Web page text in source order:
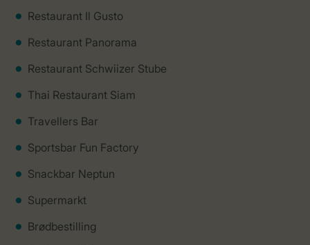
Restaurant Il Gusto
Restaurant Panorama
Restaurant Schwiizer Stube
Thai Restaurant Siam
Travellers Bar
Sportsbar Fun Factory
Snackbar Neptun
Supermarkt
Brødbestilling